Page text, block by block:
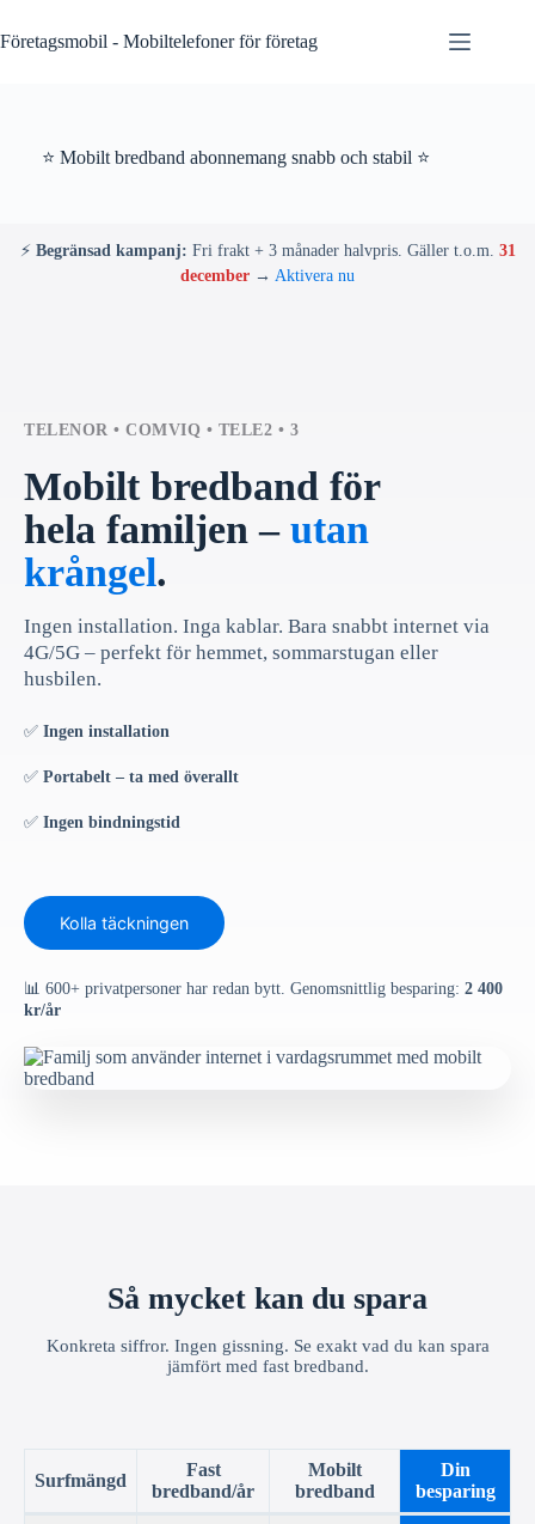
to
content
Företagsmobil - Mobiltelefoner för företag
⭐ Mobilt bredband abonnemang snabb och stabil ⭐
⚡ Begränsad kampanj: Fri frakt + 3 månader halvpris. Gäller t.o.m. 31
december → Aktivera nu
TELENOR • COMVIQ • TELE2 • 3
Mobilt bredband för
hela familjen – utan
krångel.
Ingen installation. Inga kablar. Bara snabbt internet via
4G/5G – perfekt för hemmet, sommarstugan eller
husbilen.
✅ Ingen installation
✅ Portabelt – ta med överallt
✅ Ingen bindningstid
Kolla täckningen
📊 600+ privatpersoner har redan bytt. Genomsnittlig besparing: 2 400
kr/år
Så mycket kan du spara
Konkreta siffror. Ingen gissning. Se exakt vad du kan spara
jämfört med fast bredband.
Surfmängd
Fast
bredband/år
Mobilt
bredband
Din
besparing